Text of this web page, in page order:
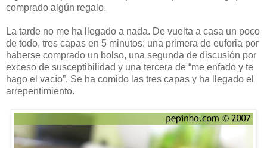
comprado algún regalo.
La tarde no me ha llegado a nada. De vuelta a casa un poco
de todo, tres capas en 5 minutos: una primera de euforia por
haberse comprado un bolso, una segunda de discusión por
exceso de susceptibilidad y una tercera de “me enfado y te
hago el vacío”. Se ha comido las tres capas y ha llegado el
arrepentimiento.